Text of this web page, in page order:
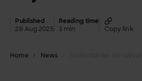
Published
28 Aug 2025
Reading time
3 min
Copy link
Home News